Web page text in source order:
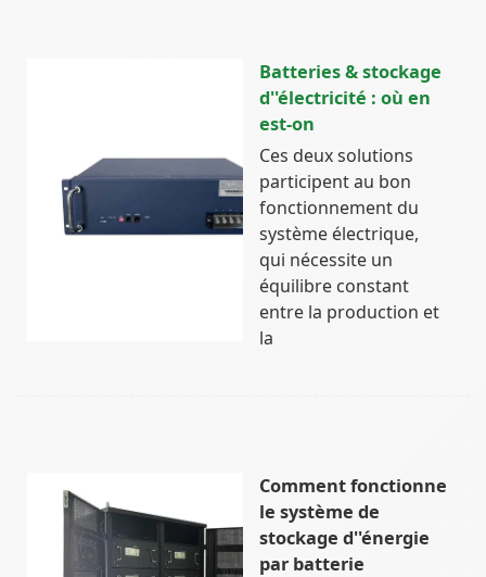
Batteries & stockage
d''électricité : où en
est-on
Ces deux solutions
participent au bon
fonctionnement du
système électrique,
qui nécessite un
équilibre constant
entre la production et
la
Comment fonctionne
le système de
stockage d''énergie
par batterie